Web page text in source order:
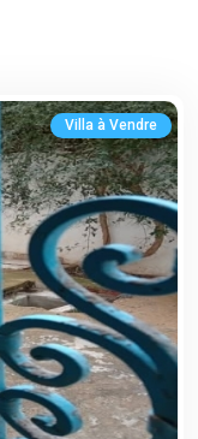
Villa à Vendre